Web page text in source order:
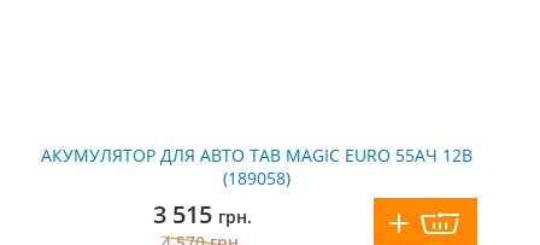
АКУМУЛЯТОР ДЛЯ АВТО TAB MAGIC EURO 55АЧ 12В
(189058)
3 515 грн.